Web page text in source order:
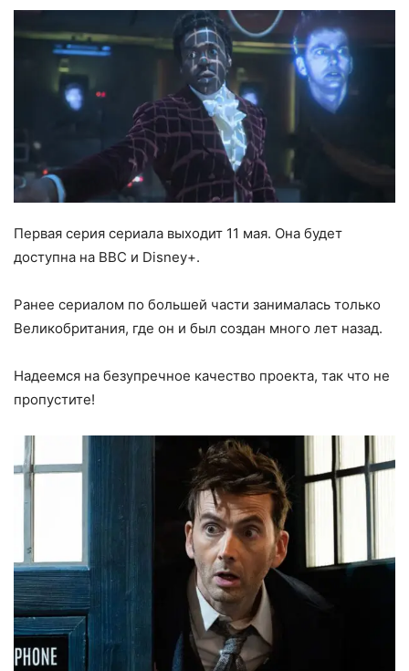
Первая серия сериала выходит 11 мая. Она будет
доступна на BBC и Disney+.
Ранее сериалом по большей части занималась только
Великобритания, где он и был создан много лет назад.
Надеемся на безупречное качество проекта, так что не
пропустите!